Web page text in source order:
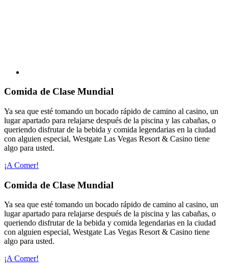
Comida de Clase Mundial
Ya sea que esté tomando un bocado rápido de camino al casino, un
lugar apartado para relajarse después de la piscina y las cabañas, o
queriendo disfrutar de la bebida y comida legendarias en la ciudad
con alguien especial, Westgate Las Vegas Resort & Casino tiene
algo para usted.
¡A Comer!
Comida de Clase Mundial
Ya sea que esté tomando un bocado rápido de camino al casino, un
lugar apartado para relajarse después de la piscina y las cabañas, o
queriendo disfrutar de la bebida y comida legendarias en la ciudad
con alguien especial, Westgate Las Vegas Resort & Casino tiene
algo para usted.
¡A Comer!